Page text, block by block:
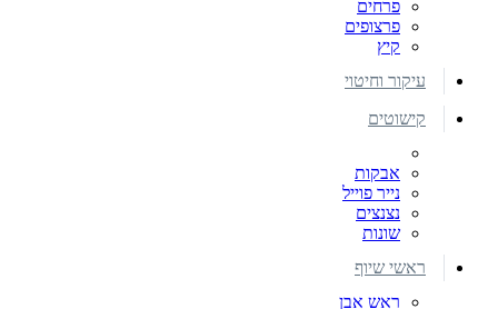
פרחים
פרצופים
קיץ
עיקור וחיטוי
קישוטים
אבקות
נייר פוייל
נצנצים
שונות
ראשי שיוף
ראש אבן